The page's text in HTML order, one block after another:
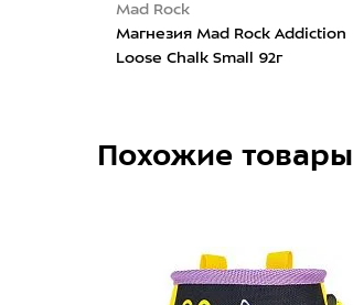
Mad Rock
Магнезия Mad Rock Addiction
Loose Chalk Small 92г
Похожие товары